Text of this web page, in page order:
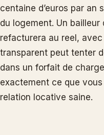
centaine d’euros par an
du logement. Un
refacturera au reel,
transparent peut tenter
dans un forfait de
exactement ce que vous
relation locative saine.